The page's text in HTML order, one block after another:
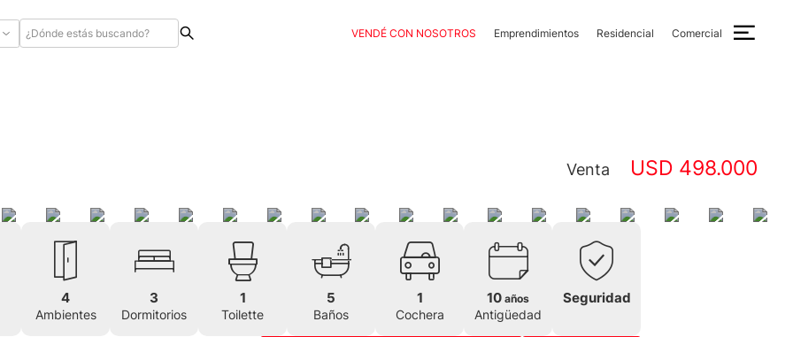
VENDÉ CON NOSOTROS Emprendimientos Residencial Comercial
Venta USD 498.000
4
Ambientes
3
Dormitorios
1
Toilette
5
Baños
1
Cochera
10 años
Antigüedad
Seguridad